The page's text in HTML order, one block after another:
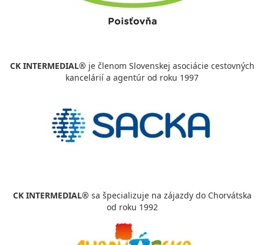
CK INTERMEDIAL® je členom Slovenskej asociácie cestovných
kancelárií a agentúr od roku 1997
CK INTERMEDIAL® sa špecializuje na zájazdy do Chorvátska
od roku 1992